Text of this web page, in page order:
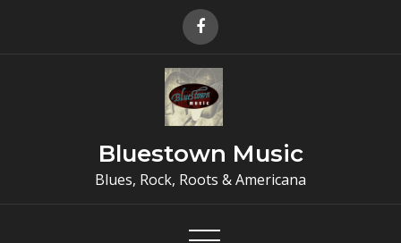
Bluestown Music
Blues, Rock, Roots & Americana